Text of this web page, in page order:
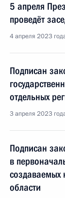
5 апреля
проведёт
4 апреля 2023
Подписан
отдельных
3 апреля 2023
Подписан
в
создаваемых
области